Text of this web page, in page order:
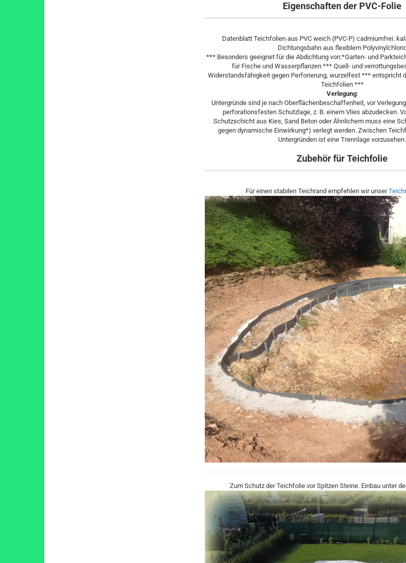
Eigenschaften der PVC-Folie
Datenblatt Teichfolien aus PVC weich (PVC-P) cadmiumfrei.
Dichtungsbahn aus flexiblem Polyvinylchlorid
*** Besonders geeignet für die Abdichtung von:*Garten- und
für Fische und Wasserpflanzen *** Quell- und
Widerstandsfähigkeit gegen Perforierung, wurzelfest *** entspricht
Teichfolien ***
Verlegung:
Untergründe sind je nach Oberflächenbeschaffenheit, vor
perforationsfesten Schutzlage, z. B. einem Vlies abzudecken.
Schutzschicht aus Kies, Sand Beton oder Ähnlichem muss eine
gegen dynamische Einwirkung*) verlegt werden. Zwischen
Untergründen ist eine Trennlage vorzusehen.
Zubehör für Teichfolie
Für einen stabilen Teichrand empfehlen wir unser
Zum Schutz der Teichfolie vor Spitzen Steine. Einbau unter